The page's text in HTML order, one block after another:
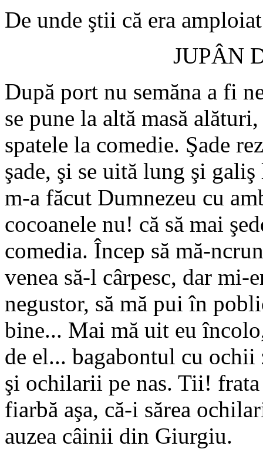
De unde ştii că era
JUPÂN
După port nu semăna a fi
se pune la altă masă
spatele la comedie. Şade
şade, şi se uită lung şi
m-a făcut Dumnezeu cu
cocoanele nu! că să mai
comedia. Încep să mă-
venea să-l cârpesc, dar mi-
negustor, să mă pui în
bine... Mai mă uit eu
de el... bagabontul cu
şi ochilarii pe nas. Tii!
fiarbă aşa, că-i sărea
auzea câinii din Giurgiu.